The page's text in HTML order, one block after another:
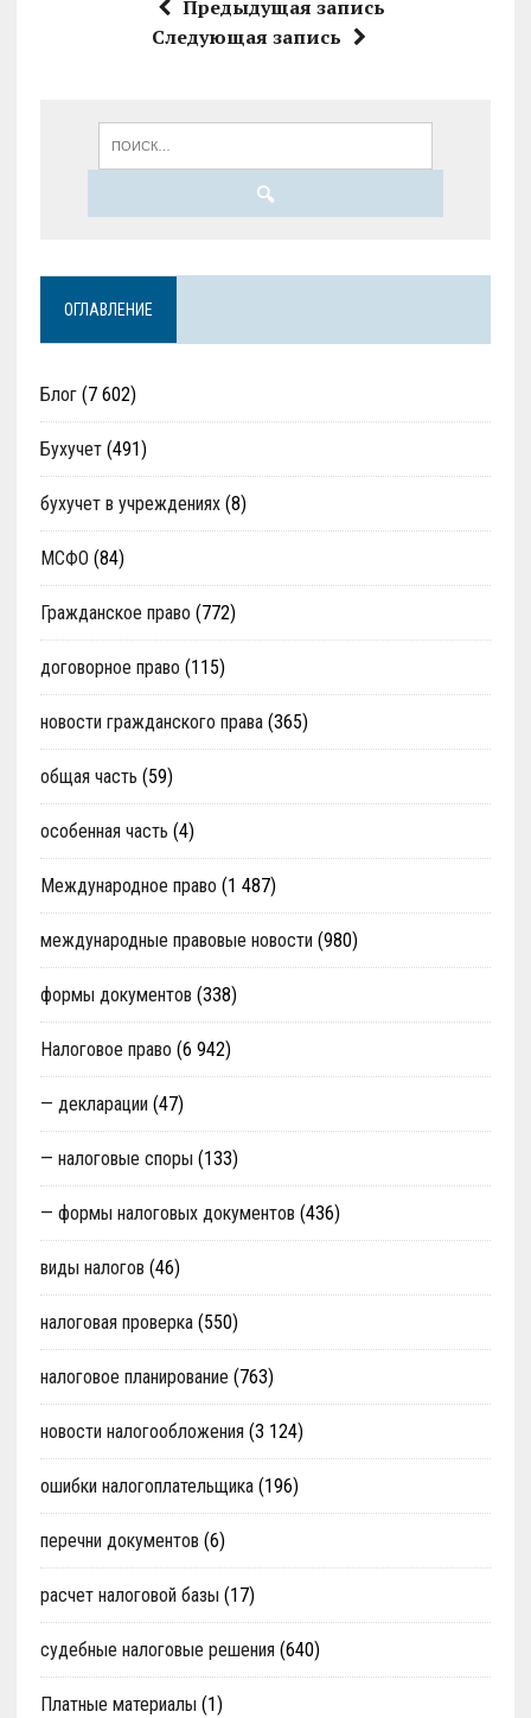
Предыдущая запись
Следующая запись
ОГЛАВЛЕНИЕ
Блог(7 602)
Бухучет(491)
бухучет в учреждениях(8)
МСФО (84)
Гражданское право (772)
договорное право (115)
новости гражданского права(365)
общая часть (59)
особенная часть (4)
Международное право (1 487)
международные правовые новости (980)
формы документов (338)
Налоговое право (6 942)
— декларации (47)
— налоговые споры (133)
— формы налоговых документов (436)
виды налогов (46)
налоговая проверка(550)
налоговое планирование (763)
новости налогообложения (3 124)
ошибки налогоплательщика(196)
перечни документов (6)
расчет налоговой базы (17)
судебные налоговые решения (640)
Платные материалы (1)